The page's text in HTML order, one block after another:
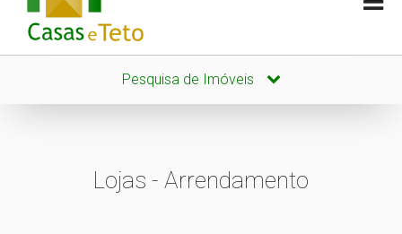
Pesquisa de Imóveis
Lojas - Arrendamento